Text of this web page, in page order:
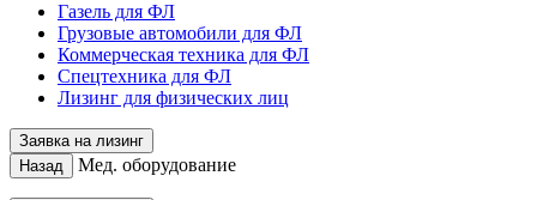
Газель для ФЛ
Грузовые автомобили для ФЛ
Коммерческая техника для ФЛ
Спецтехника для ФЛ
Лизинг для физических лиц
Заявка на лизинг
Назад
Мед. оборудование